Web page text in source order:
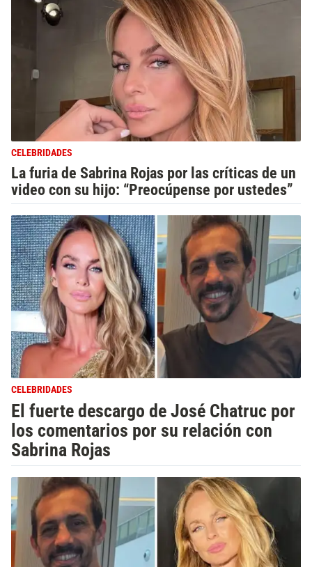
CELEBRIDADES
La furia de Sabrina Rojas por las críticas de un
video con su hijo: “Preocúpense por ustedes”
CELEBRIDADES
El fuerte descargo de José Chatruc por
los comentarios por su relación con
Sabrina Rojas